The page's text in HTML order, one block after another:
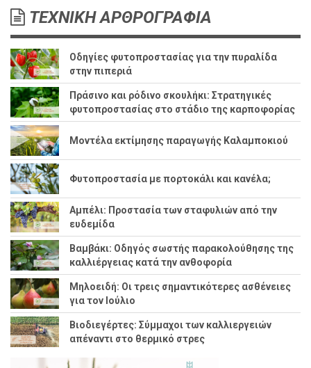
ΤΕΧΝΙΚΗ ΑΡΘΡΟΓΡΑΦΙΑ
Οδηγίες φυτοπροστασίας για την πυραλίδα
στην πιπεριά
Πράσινο και ρόδινο σκουλήκι: Στρατηγικές
φυτοπροστασίας στο στάδιο της καρποφορίας
Μοντέλα εκτίμησης παραγωγής Καλαμποκιού
Φυτοπροστασία με πορτοκάλι και κανέλα;
Αμπέλι: Προστασία των σταφυλιών από την
ευδεμίδα
Βαμβάκι: Οδηγός σωστής παρακολούθησης της
καλλιέργειας κατά την ανθοφορία
Μηλοειδή: Οι τρεις σημαντικότερες ασθένειες
για τον Ιούλιο
Βιοδιεγέρτες: Σύμμαχοι των καλλιεργειών
απέναντι στο θερμικό στρες